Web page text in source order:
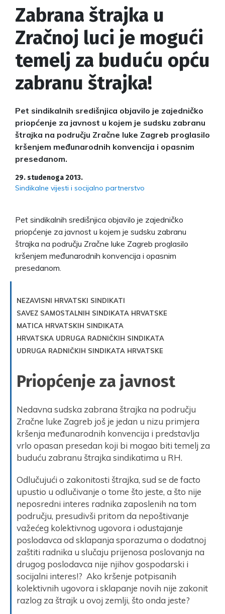
Zabrana štrajka u
Zračnoj luci je mogući
temelj za buduću opću
zabranu štrajka!
Pet sindikalnih središnjica objavilo je zajedničko
priopćenje za javnost u kojem je sudsku zabranu
štrajka na području Zračne luke Zagreb proglasilo
kršenjem međunarodnih konvencija i opasnim
presedanom.
29. studenoga 2013.
Sindikalne vijesti i socijalno partnerstvo
Pet sindikalnih središnjica objavilo je zajedničko
priopćenje za javnost u kojem je sudsku zabranu
štrajka na području Zračne luke Zagreb proglasilo
kršenjem međunarodnih konvencija i opasnim
presedanom.
NEZAVISNI HRVATSKI SINDIKATI
SAVEZ SAMOSTALNIH SINDIKATA HRVATSKE
MATICA HRVATSKIH SINDIKATA
HRVATSKA UDRUGA RADNIČKIH SINDIKATA
UDRUGA RADNIČKIH SINDIKATA HRVATSKE
Priopćenje za javnost
Nedavna sudska zabrana štrajka na području
Zračne luke Zagreb još je jedan u nizu primjera
kršenja međunarodnih konvencija i predstavlja
vrlo opasan presedan koji bi mogao biti temelj za
buduću zabranu štrajka sindikatima u RH.
Odlučujući o zakonitosti štrajka, sud se de facto
upustio u odlučivanje o tome što jeste, a što nije
neposredni interes radnika zaposlenih na tom
području, presudivši pritom da nepoštivanje
važećeg kolektivnog ugovora i odustajanje
poslodavca od sklapanja sporazuma o dodatnoj
zaštiti radnika u slučaju prijenosa poslovanja na
drugog poslodavca nije njihov gospodarski i
socijalni interes!? Ako kršenje potpisanih
kolektivnih ugovora i sklapanje novih nije zakonit
razlog za štrajk u ovoj zemlji, što onda jeste?